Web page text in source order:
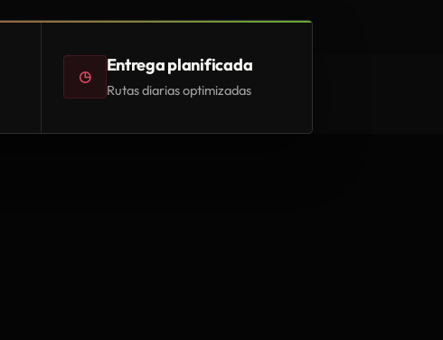
◷
Entrega planificada
Rutas diarias optimizadas